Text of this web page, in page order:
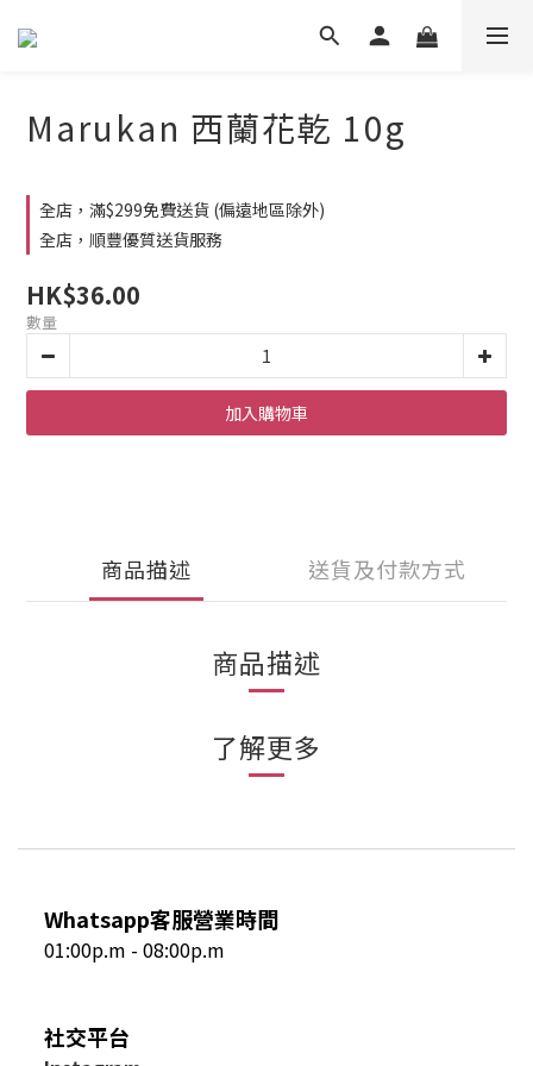
Marukan 西蘭花乾 10g
全店，滿$299免費送貨 (偏遠地區除外)
全店，順豐優質送貨服務
HK$36.00
數量
加入購物車
商品描述 送貨及付款方式
商品描述
了解更多
Whatsapp客服營業時間
01:00p.m - 08:00p.m
社交平台